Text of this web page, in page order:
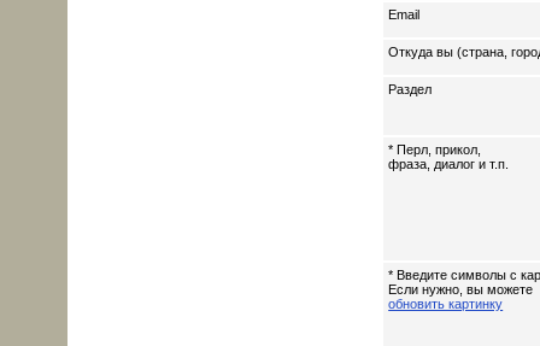
Email
Откуда вы (страна,
Раздел
* Перл, прикол,
фраза, диалог и т.п.
* Введите символы с
Если нужно, вы можете
обновить картинку